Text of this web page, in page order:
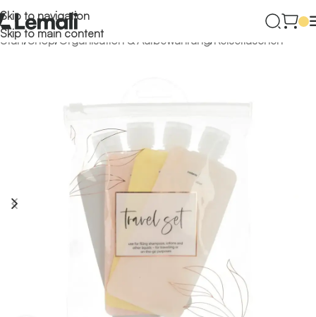
Skip to navigation
Skip to main content
Start/Shop/ Organisation & Aufbewahrung/Reiseflaschen